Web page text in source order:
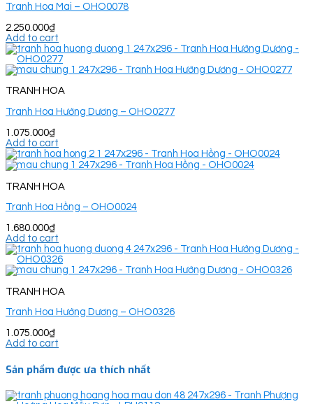
Tranh Hoa Mai – OHO0078
2.250.000₫
Add to cart
TRANH HOA
Tranh Hoa Hướng Dương – OHO0277
1.075.000₫
Add to cart
TRANH HOA
Tranh Hoa Hồng – OHO0024
1.680.000₫
Add to cart
TRANH HOA
Tranh Hoa Hướng Dương – OHO0326
1.075.000₫
Add to cart
Sản phẩm được ưa thích nhất